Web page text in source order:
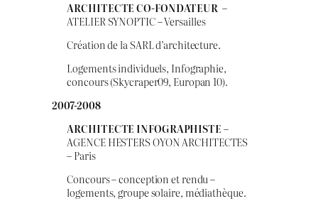
ARCHITECTE CO-FONDATEUR –
ATELIER SYNOPTIC – Versailles
Création de la SARL d’architecture.
Logements individuels, Infographie,
concours (Skycraper09, Europan 10).
2007-2008
ARCHITECTE INFOGRAPHISTE –
AGENCE HESTERS OYON ARCHITECTES
– Paris
Concours – conception et rendu –
logements, groupe solaire, médiathèque.